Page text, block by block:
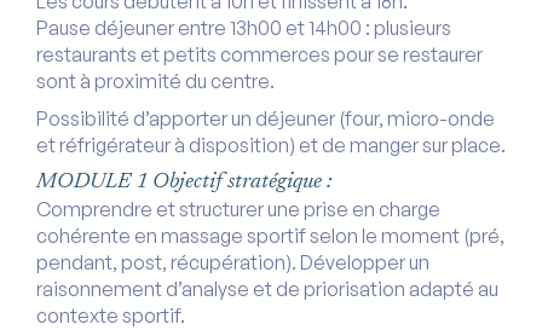
Pause déjeuner entre 13h00 et 14h00 : plusieurs
restaurants et petits commerces pour se restaurer
sont à proximité du centre.
Possibilité d’apporter un déjeuner (four, micro-onde
et réfrigérateur à disposition) et de manger sur place.
MODULE 1 Objectif stratégique :
Comprendre et structurer une prise en charge
cohérente en massage sportif selon le moment (pré,
pendant, post, récupération). Développer un
raisonnement d’analyse et de priorisation adapté au
contexte sportif.